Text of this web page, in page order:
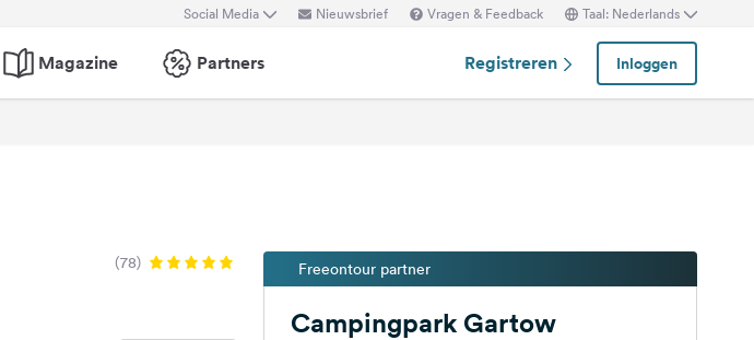
Social Media Nieuwsbrief Vragen & Feedback Taal: Nederlands
Magazine Partners Registreren Inloggen
(78) Freeontour partner
Campingpark Gartow